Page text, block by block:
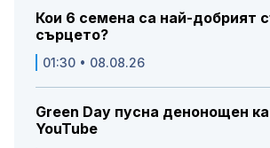
Кои 6 семена са най-добрият
сърцето?
01:30 • 08.08.26
Green Day пусна денонощен
YouTube